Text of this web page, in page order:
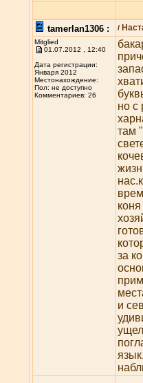
tamerlan1306 : /
Mitglied
01.07.2012 , 12:40
Дата регистрации:
Января 2012
Местонахождение:
Пол: не доступно
Комментариев: 26
но с
там
за
и